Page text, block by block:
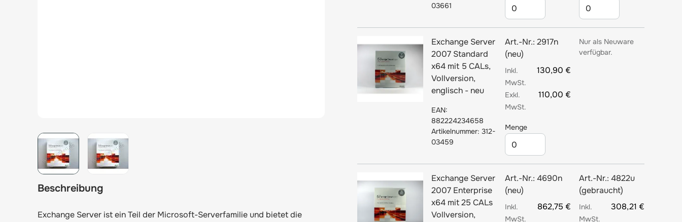
View larger imageView larger image
Beschreibung
Exchange Server ist ein Teil der Microsoft-Serverfamilie und bietet die
03661
Exchange Server
2007 Standard
x64 mit 5 CALs,
Vollversion,
englisch - neu
EAN:
882224234658
Artikelnummer: 312-
03459
Art.-Nr.: 2917n
(neu)
130,90 €
110,00 €
Menge
Nur als Neuware
verfügbar.
Exchange Server
2007 Enterprise
x64 mit 25 CALs
Vollversion,
Art.-Nr.: 4690n
(neu)
862,75 €
Art.-Nr.: 4822u
(gebraucht)
308,21 €